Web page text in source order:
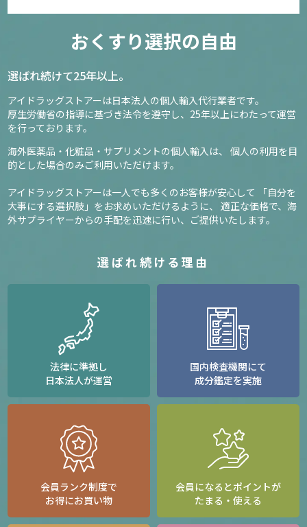
おくすり選択の自由
選ばれ続けて25年以上。
アイドラッグストアーは日本法人の個人輸入代行業者です。
厚生労働省の指導に基づき法令を遵守し、 25年以上にわたって運営
を行っております。
海外医薬品・化粧品・サプリメントの個人輸入は、 個人の利用を目
的とした場合のみご利用いただけます。
アイドラッグストアーは一人でも多くのお客様が安心して
「自分を
大事にする選択肢」をお求めいただけるように、 適正な価格で、海
外サプライヤーからの手配を迅速に行い、ご提供いたします。
選ばれ続ける理由
法律に準拠し
日本法人が運営
国内検査機関にて
成分鑑定を実施
会員ランク制度で
お得にお買い物
会員になるとポイントが
たまる・使える